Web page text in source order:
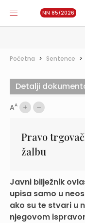
NN 85/2026
Početna > Sentence >
AA
Pravo
žalbu
Javni bilježnik
upisa samo u
ako su te stvari u
njegovom
Detalji